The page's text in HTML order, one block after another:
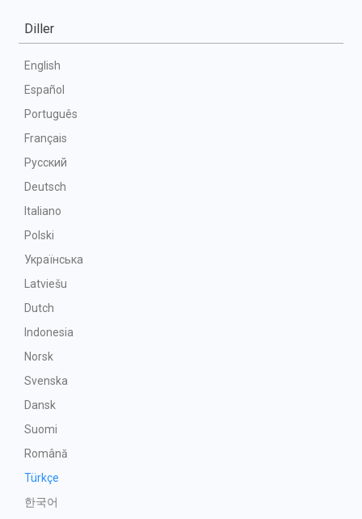
Diller
English
Español
Português
Français
Русский
Deutsch
Italiano
Polski
Українська
Latviešu
Dutch
Indonesia
Norsk
Svenska
Dansk
Suomi
Română
Türkçe
한국어